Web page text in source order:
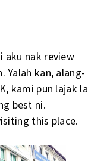
aku nak review
kan, alang-
kami pun lajak la
best ni.
this place.